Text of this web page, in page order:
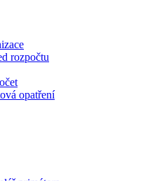
rozpočtu
opatření